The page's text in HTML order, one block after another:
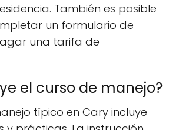
También es posible
un formulario de
una tarifa de
el curso de manejo?
típico en Cary incluye